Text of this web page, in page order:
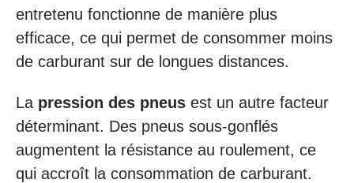
entretenu fonctionne de manière plus
efficace, ce qui permet de consommer moins
de carburant sur de longues distances.
La pression des pneus est un autre facteur
déterminant. Des pneus sous-gonflés
augmentent la résistance au roulement, ce
qui accroît la consommation de carburant.